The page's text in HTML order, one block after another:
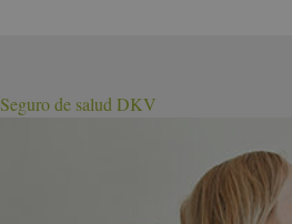
Seguro de salud DKV